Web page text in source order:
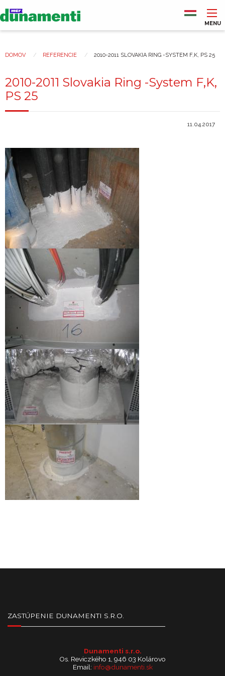
na
hlavný
navigation
MENU
sa
tu
DOMOV REFERENCIE 2010-2011 SLOVAKIA RING -SYSTEM F,K, PS 25
2010-2011 Slovakia Ring -System F,K,
PS 25
11.04.2017
ZASTÚPENIE DUNAMENTI S.R.O.
Dunamenti s.r.o.
Os. Reviczkého 1, 946 03 Kolárovo
Email: info@dunamenti.sk